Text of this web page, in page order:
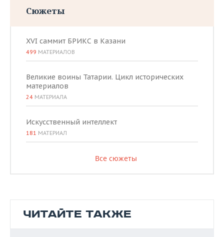
Сюжеты
XVI саммит БРИКС в Казани
499 МАТЕРИАЛОВ
Великие воины Татарии. Цикл исторических
материалов
24 МАТЕРИАЛА
Искусственный интеллект
181 МАТЕРИАЛ
Все сюжеты
ЧИТАЙТЕ ТАКЖЕ